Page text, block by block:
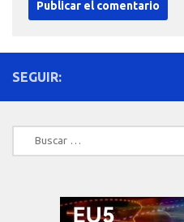
SEGUIR:
Buscar: